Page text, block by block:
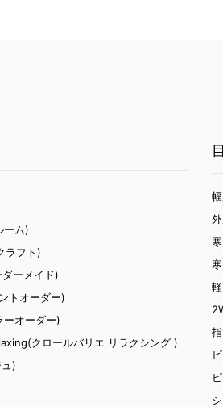
ーム)
ラフト)
ーメイド)
トオーダー)
ーオーダー)
クロールバリエ リラクシング )
)